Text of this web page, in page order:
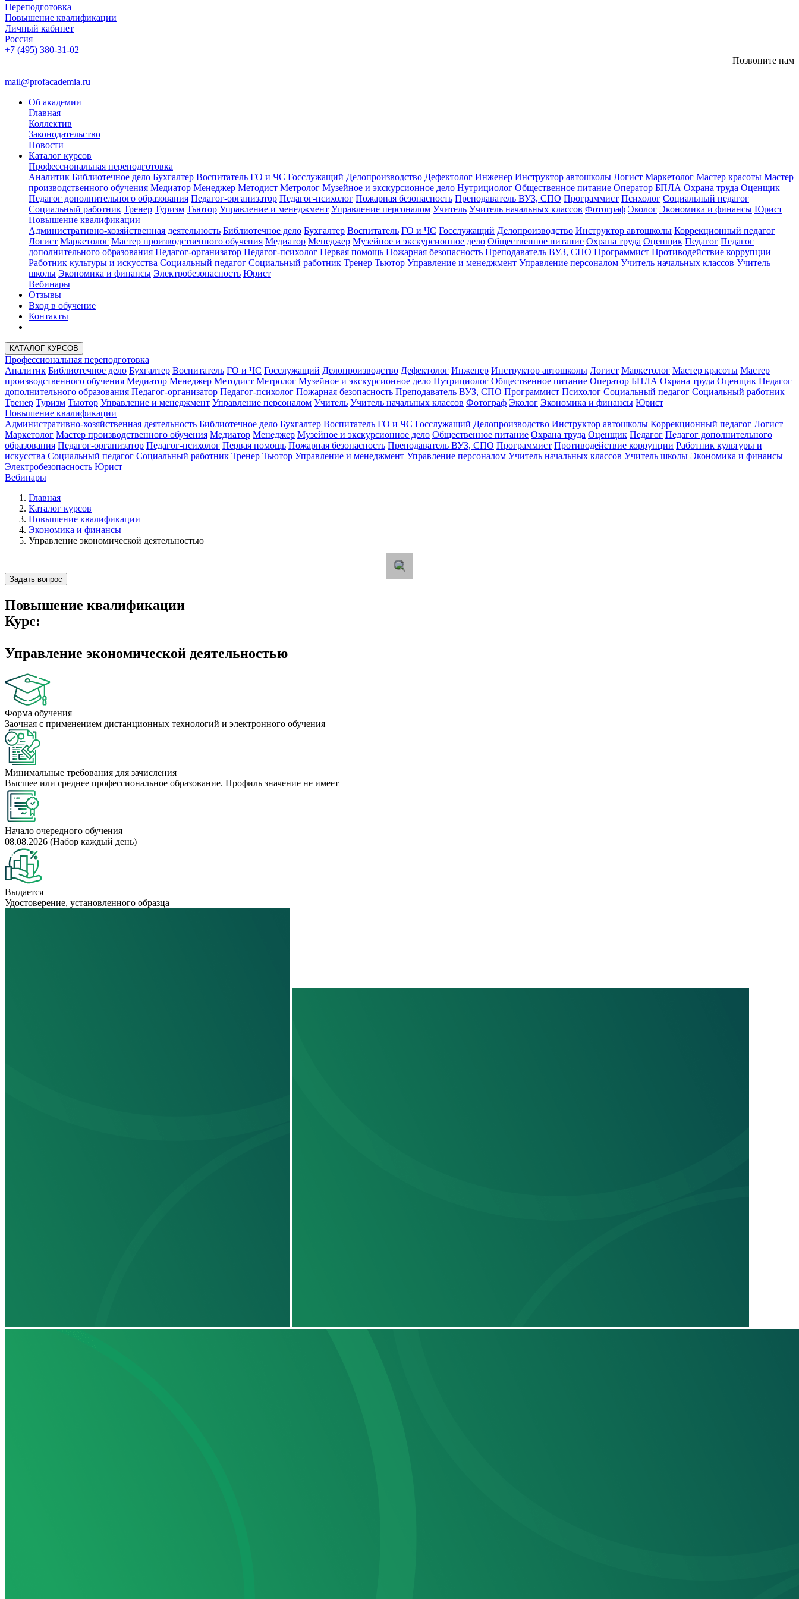
Переподготовка
Повышение квалификации
Личный кабинет
Россия
+7 (495) 380-31-02
Позвоните нам
mail@profacademia.ru
Об академии
Главная
Коллектив
Законодательство
Новости
Каталог курсов
Профессиональная переподготовка
Аналитик Библиотечное дело Бухгалтер Воспитатель ГО и ЧС Госслужащий Делопроизводство Дефектолог Инженер Инструктор автошколы Логист Маркетолог Мастер красоты Мастер
производственного обучения Медиатор Менеджер Методист Метролог Музейное и экскурсионное дело Нутрициолог Общественное питание Оператор БПЛА Охрана труда Оценщик
Педагог дополнительного образования Педагог-организатор Педагог-психолог Пожарная безопасность Преподаватель ВУЗ, СПО Программист Психолог Социальный педагог
Социальный работник Тренер Туризм Тьютор Управление и менеджмент Управление персоналом Учитель Учитель начальных классов Фотограф Эколог Экономика и финансы Юрист
Повышение квалификации
Административно-хозяйственная деятельность Библиотечное дело Бухгалтер Воспитатель ГО и ЧС Госслужащий Делопроизводство Инструктор автошколы Коррекционный педагог
Логист Маркетолог Мастер производственного обучения Медиатор Менеджер Музейное и экскурсионное дело Общественное питание Охрана труда Оценщик Педагог Педагог
дополнительного образования Педагог-организатор Педагог-психолог Первая помощь Пожарная безопасность Преподаватель ВУЗ, СПО Программист Противодействие коррупции
Работник культуры и искусства Социальный педагог Социальный работник Тренер Тьютор Управление и менеджмент Управление персоналом Учитель начальных классов Учитель
школы Экономика и финансы Электробезопасность Юрист
Вебинары
Отзывы
Вход в обучение
Контакты
КАТАЛОГ КУРСОВ
Профессиональная переподготовка
Аналитик Библиотечное дело Бухгалтер Воспитатель ГО и ЧС Госслужащий Делопроизводство Дефектолог Инженер Инструктор автошколы Логист Маркетолог Мастер красоты Мастер
производственного обучения Медиатор Менеджер Методист Метролог Музейное и экскурсионное дело Нутрициолог Общественное питание Оператор БПЛА Охрана труда Оценщик Педагог
дополнительного образования Педагог-организатор Педагог-психолог Пожарная безопасность Преподаватель ВУЗ, СПО Программист Психолог Социальный педагог Социальный работник
Тренер Туризм Тьютор Управление и менеджмент Управление персоналом Учитель Учитель начальных классов Фотограф Эколог Экономика и финансы Юрист
Повышение квалификации
Административно-хозяйственная деятельность Библиотечное дело Бухгалтер Воспитатель ГО и ЧС Госслужащий Делопроизводство Инструктор автошколы Коррекционный педагог Логист
Маркетолог Мастер производственного обучения Медиатор Менеджер Музейное и экскурсионное дело Общественное питание Охрана труда Оценщик Педагог Педагог дополнительного
образования Педагог-организатор Педагог-психолог Первая помощь Пожарная безопасность Преподаватель ВУЗ, СПО Программист Противодействие коррупции Работник культуры и
искусства Социальный педагог Социальный работник Тренер Тьютор Управление и менеджмент Управление персоналом Учитель начальных классов Учитель школы Экономика и финансы
Электробезопасность Юрист
Вебинары
Главная
Каталог курсов
Повышение квалификации
Экономика и финансы
Управление экономической деятельностью
Задать вопрос
Повышение квалификации
Курс:
Управление экономической деятельностью
Форма обучения
Заочная с применением дистанционных технологий и электронного обучения
Минимальные требования для зачисления
Высшее или среднее профессиональное образование. Профиль значение не имеет
Начало очередного обучения
08.08.2026 (Набор каждый день)
Выдается
Удостоверение, установленного образца